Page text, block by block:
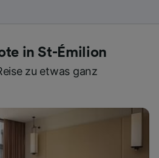
in St-Émilion
zu etwas ganz